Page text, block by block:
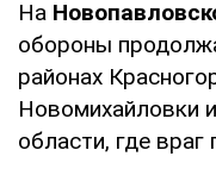
На
обороны
районах
Новомихайловки
области, где